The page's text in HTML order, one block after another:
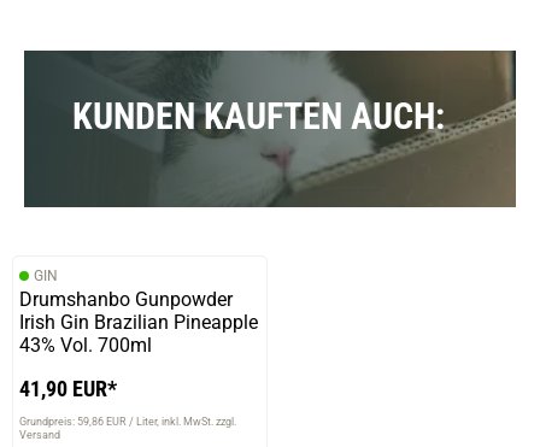
KUNDEN KAUFTEN AUCH:
GIN
Drumshanbo Gunpowder
Irish Gin Brazilian Pineapple
43% Vol. 700ml
41,90 EUR*
Grundpreis: 59,86 EUR / Liter inkl. MwSt. zzgl.
Versand